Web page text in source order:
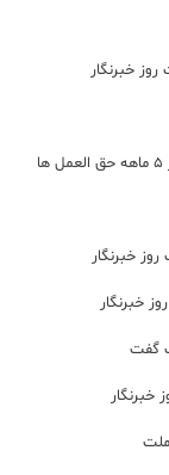
خبرنگار
خبرنگار
خبرنگار
گفت
خبرنگار